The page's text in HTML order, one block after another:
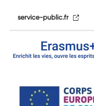
service-public.fr